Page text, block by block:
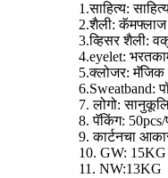
1.साहित्य:
2.शैली: कॅमफ्लाज
3.व्हिसर शैली:
4.eyelet:
5.क्लोजर:
6.Sweatband:
7. लोगो:
8. पॅकिंग:
9. कार्टनचा
10. GW: 15KG
11. NW:13KG